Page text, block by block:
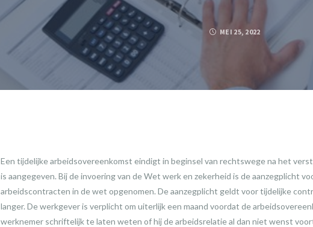
MEI 25, 2022
Een tijdelijke arbeidsovereenkomst eindigt in beginsel van rechtswege na het
is aangegeven. Bij de invoering van de Wet werk en zekerheid is de aanzegplicht
arbeidscontracten in de wet opgenomen. De aanzegplicht geldt voor tijdelijke
langer. De werkgever is verplicht om uiterlijk een maand voordat de
werknemer schriftelijk te laten weten of hij de arbeidsrelatie al dan niet wenst